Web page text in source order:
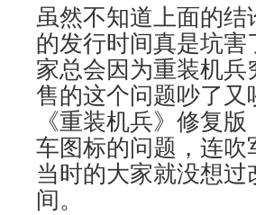
虽然不知道上面的
的发行时间真是坑
家总会因为重装机兵
售的这个问题吵了又
《重装机兵》修复
车图标的问题，连
当时的大家就没想
间。